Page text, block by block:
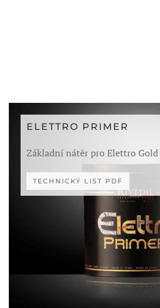
ELETTRO PRIMER
Základní nátěr pro Elettro
TECHNICKÝ LIST PDF